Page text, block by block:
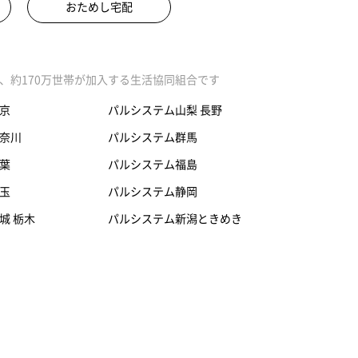
おためし宅配
約170万世帯が加入する生活協同組合です
川
栃木
パルシステム山梨 長野
パルシステム群馬
パルシステム福島
パルシステム静岡
パルシステム新潟ときめき